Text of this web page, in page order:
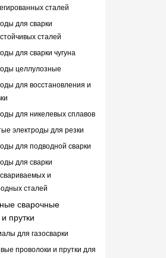
сталей
для сварки
сталей
для сварки чугуна
целлулозные
для восстановления и
для никелевых сплавов
электроды для резки
для подводной сварки
для сварки
и
сталей
сварочные
прутки
для газосварки
проволоки и прутки для